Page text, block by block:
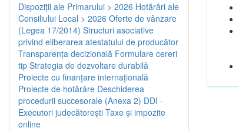
Dispoziţii ale Primarului > 2026 Hotărâri ale
Consiliului Local > 2026 Oferte de vânzare
(Legea 17/2014) Structuri asociative
privind eliberarea atestatului de producător
Transparenţa decizională Formulare cereri
tip Strategia de dezvoltare durabilă
Proiecte cu finanţare internaţională
Proiecte de hotărâre Deschiderea
procedurii succesorale (Anexa 2) DDI -
Executori judecătorești Taxe şi impozite
online